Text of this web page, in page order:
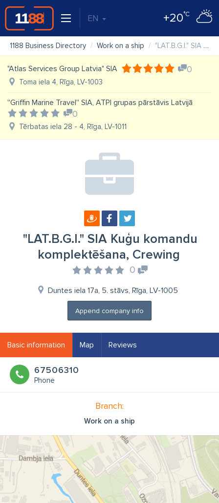
EN +20°C
1188 Business Directory Work on a ship "LAT.B.G.I." SIA Kuģu komandu komplektēšana, Crewing
"Atlas Services Group Latvia" SIA 0
Toma iela 4, Rīga, LV-1003
''Griffin Marine Travel'' SIA, ATPI grupas pārstāvis Latvijā
0
Tērbatas iela 28 - 4, Rīga, LV-1011
"LAT.B.G.I." SIA Kuģu komandu
komplektēšana, Crewing
0
Duntes iela 17a, 5. stāvs, Rīga, LV-1005
Append company info
Basic information Map Reviews
67506310
Phone
Branch:
Work on a ship